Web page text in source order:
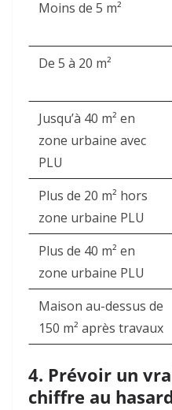
Moins de 5 m²
De 5 à 20 m²
Jusqu’à 40 m² en
zone urbaine avec
PLU
Plus de 20 m² hors
zone urbaine PLU
Plus de 40 m² en
zone urbaine PLU
Maison au-dessus de
150 m² après travaux
4. Prévoir un
chiffre au